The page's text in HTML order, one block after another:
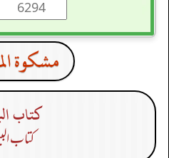
مشكوة
كتاب
كتاب